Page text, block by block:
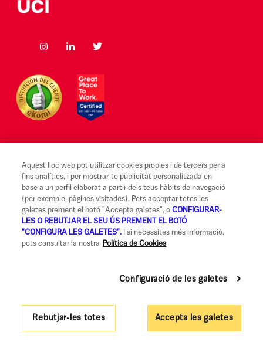
Avís legal i Condicions d'ús
Canal Alerta Ètica
Reclamacions
Codi de Bones Pràctiques
Govern Corporatiu i Política de Remuneracions
Aquest lloc web pot utilitzar cookies pròpies i de tercers per a
fins analítics, i per mostrar-te publicitat personalitzada en
base a un perfil elaborat a partir dels teus hàbits de navegació
(per exemple, pàgines visitades). Pots acceptar totes les
galetes prement el botó "Accepta galetes", oCONFIGURAR-
LES O REBUTJAR EL SEU ÚS PREMENT EL BOTÓ
"CONFIGURA LES GALETES". I si necessites més informació,
pots consultar la nostra
Política de Cookies
Accepta les galetes
Rebutjar-les totes
Configuració de les galetes